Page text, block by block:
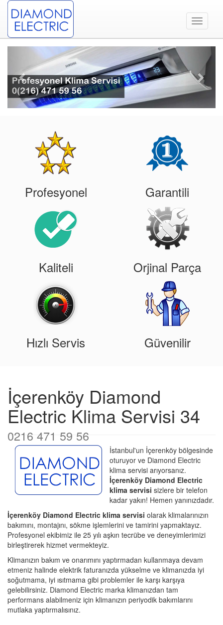
Toggle
Previous Next
Profesyonel Garantili
Kaliteli Orjinal Parça
Hızlı Servis Güvenilir
İçerenköy Diamond
Electric Klima Servisi 34
0216 471 59 56
İstanbul'un İçerenköy bölgesinde
oturuyor ve Diamond Electric
klima servisi arıyorsanız.
İçerenköy Diamond Electric
klima servisi sizlere bir telefon
kadar yakın! Hemen yanınızdadır.
İçerenköy Diamond Electric klima servisi olarak klimalarınızın
bakımını, montajını, sökme işlemlerini ve tamirini yapmaktayız.
Profesyonel ekibimiz ile 25 yılı aşkın tecrübe ve deneyimlerimizi
birleştirerek hizmet vermekteyiz.
Klimanızın bakım ve onarımını yaptırmadan kullanmaya devam
etmeniz halinde elektrik faturanızda yükselme ve klimanızda iyi
soğutmama, iyi ısıtmama gibi problemler ile karşı karşıya
gelebilirsiniz. Diamond Electric marka klimanızdan tam
performans alabilmeniz için klimanızın periyodik bakımlarını
mutlaka yaptırmalısınız.